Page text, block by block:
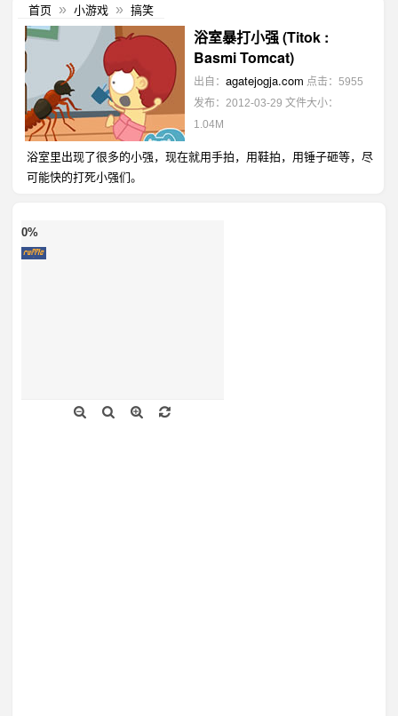
首页 » 小游戏 » 搞笑
浴室暴打小强 (Titok :
Basmi Tomcat)
出自： agatejogja.com 点击：5955
发布：2012-03-29 文件大小：
1.04M
浴室里出现了很多的小强，现在就用手拍，用鞋拍，用锤子砸等，尽
可能快的打死小强们。
0%